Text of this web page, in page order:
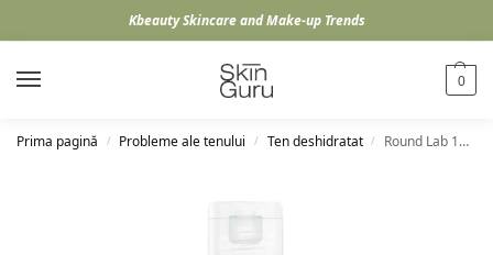
Kbeauty Skincare and Make-up Trends
0
Prima pagină / Probleme ale tenului / Ten deshidratat / Round Lab 1025 Dokdo Lotion, 200ml